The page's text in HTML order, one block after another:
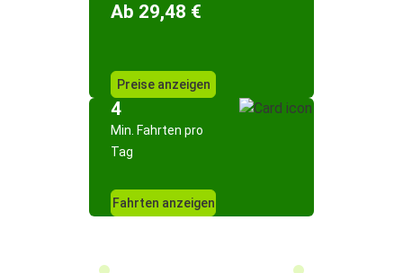
Ab 29,48 €
Preise anzeigen
4
Min. Fahrten pro
Tag
Fahrten anzeigen